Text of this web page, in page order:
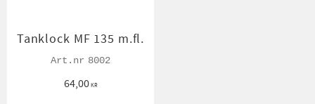
Tanklock MF 135 m.fl.
8002
64,00KR